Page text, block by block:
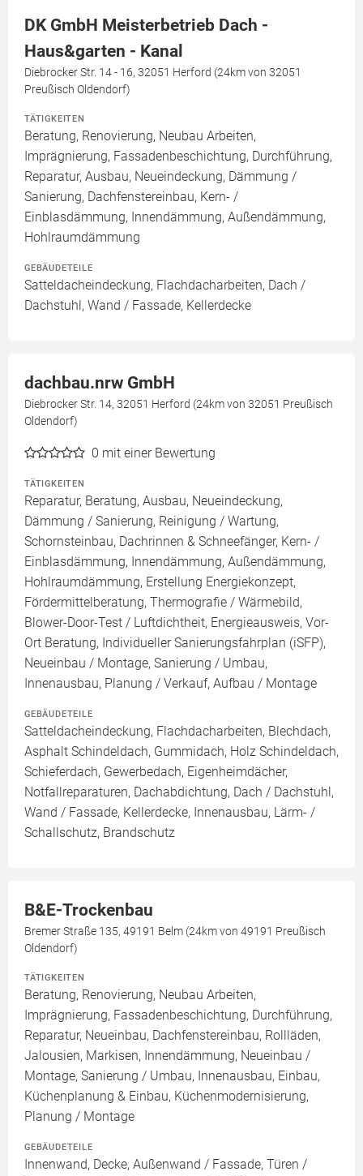
DK GmbH Meisterbetrieb Dach -
Haus&garten - Kanal
Diebrocker Str. 14 - 16, 32051 Herford (24km von 32051
Preußisch Oldendorf)
TÄTIGKEITEN
Beratung, Renovierung, Neubau Arbeiten,
Imprägnierung, Fassadenbeschichtung, Durchführung,
Reparatur, Ausbau, Neueindeckung, Dämmung /
Sanierung, Dachfenstereinbau, Kern- /
Einblasdämmung, Innendämmung, Außendämmung,
Hohlraumdämmung
GEBÄUDETEILE
Satteldacheindeckung, Flachdacharbeiten, Dach /
Dachstuhl, Wand / Fassade, Kellerdecke
dachbau.nrw GmbH
Diebrocker Str. 14, 32051 Herford (24km von 32051 Preußisch
Oldendorf)
0 mit einer Bewertung
TÄTIGKEITEN
Reparatur, Beratung, Ausbau, Neueindeckung,
Dämmung / Sanierung, Reinigung / Wartung,
Schornsteinbau, Dachrinnen & Schneefänger, Kern- /
Einblasdämmung, Innendämmung, Außendämmung,
Hohlraumdämmung, Erstellung Energiekonzept,
Fördermittelberatung, Thermografie / Wärmebild,
Blower-Door-Test / Luftdichtheit, Energieausweis, Vor-
Ort Beratung, Individueller Sanierungsfahrplan (iSFP),
Neueinbau / Montage, Sanierung / Umbau,
Innenausbau, Planung / Verkauf, Aufbau / Montage
GEBÄUDETEILE
Satteldacheindeckung, Flachdacharbeiten, Blechdach,
Asphalt Schindeldach, Gummidach, Holz Schindeldach,
Schieferdach, Gewerbedach, Eigenheimdächer,
Notfallreparaturen, Dachabdichtung, Dach / Dachstuhl,
Wand / Fassade, Kellerdecke, Innenausbau, Lärm- /
Schallschutz, Brandschutz
B&E-Trockenbau
Bremer Straße 135, 49191 Belm (24km von 49191 Preußisch
Oldendorf)
TÄTIGKEITEN
Beratung, Renovierung, Neubau Arbeiten,
Imprägnierung, Fassadenbeschichtung, Durchführung,
Reparatur, Neueinbau, Dachfenstereinbau, Rollläden,
Jalousien, Markisen, Innendämmung, Neueinbau /
Montage, Sanierung / Umbau, Innenausbau, Einbau,
Küchenplanung & Einbau, Küchenmodernisierung,
Planung / Montage
GEBÄUDETEILE
Innenwand, Decke, Außenwand / Fassade, Türen /